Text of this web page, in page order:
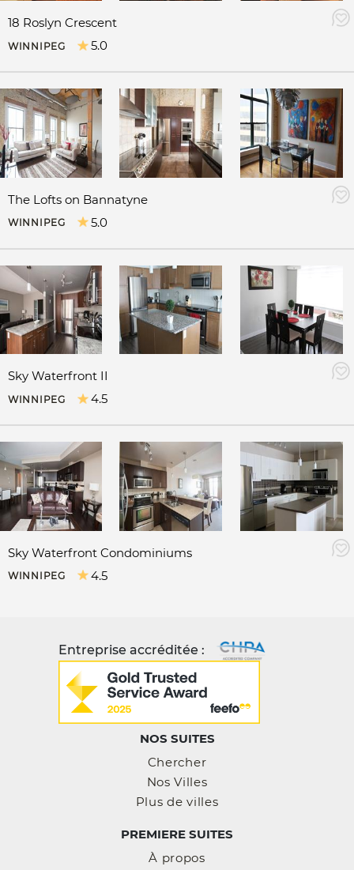
18 Roslyn Crescent
WINNIPEG 5.0
The Lofts on Bannatyne
WINNIPEG 5.0
Sky Waterfront II
WINNIPEG 4.5
Sky Waterfront Condominiums
WINNIPEG 4.5
NOS SUITES
Chercher
Nos Villes
Plus de villes
PREMIERE SUITES
À propos
Entreprise accréditée :